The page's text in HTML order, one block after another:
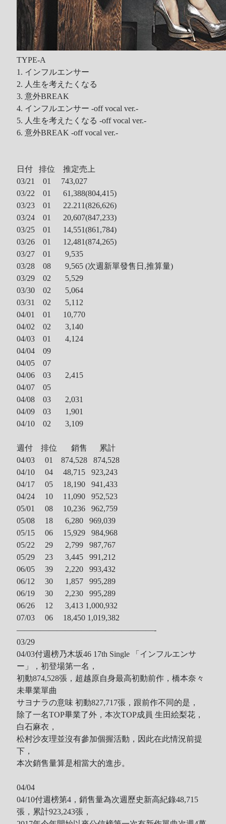
TYPE-A
1. インフルエンサー
2. 人生を考えたくなる
3. 意外BREAK
4. インフルエンサー -off vocal ver.-
5. 人生を考えたくなる -off vocal ver.-
6. 意外BREAK -off vocal ver.-
日付 排位 推定売上
03/21 01 743,027
03/22 01 61,388(804,415)
03/23 01 22.211(826,626)
03/24 01 20,607(847,233)
03/25 01 14,551(861,784)
03/26 01 12,481(874,265)
03/27 01 9,535
03/28 08 9,565 (次週新單發售日,推算量)
03/29 02 5,529
03/30 02 5,064
03/31 02 5,112
04/01 01 10,770
04/02 02 3,140
04/03 014,124
04/04 09
04/05 07
04/06 03 2,415
04/07 05
04/08 03 2,031
04/09 03 1,901
04/10 02 3,109
週付 排位 銷售 累計
04/03 01 874,528 874,528
04/10 04 48,715
923,243
04/17 05 18,190 941,433
04/24 10 11,090 952,523
05/01 08 10,236 962,759
05/08 186,280
969,039
05/15 06 15,929 984,968
05/22 29 2,799
987,767
05/29 233,445 991,212
06/05 39 2,220 993,432
06/12 30 1,857 995,289
06/19 30 2,230 995,289
06/26 123,413 1,000,932
07/03 06 18,450 1,019,382
—————————————————-
03/29
04/03付週榜乃木坂46 17th Single 「インフルエンサ
ー」，初登場第一名，
初動874,528張， 超越原自身最高初動前作，橋本奈々
未畢業單曲
サヨナラの意味 初動827,717張，跟前作不同的是，
除了一名TOP畢業了外，本次TOP成員生田絵梨花 ，
白石麻衣 ，
松村沙友理並沒有參加個握活動，因此在此情況前提
下，
本次銷售量算是相當大的進步。
04/04
04/10付週榜第4，銷售量為次週歷史新高紀錄48,715
張，累計923,243張，